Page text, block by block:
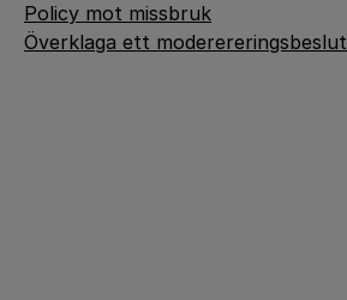
Policy mot missbruk
Överklaga ett moderereringsbeslut